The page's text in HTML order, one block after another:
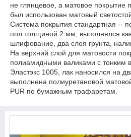
не глянцевое, а матовое покрытие
был использован матовый
Система покрытия стандартная --
пол толщиной 2 мм, выполнялся
шлифование, два слоя грунта,
На верхний слой для матовости
полиамидными валиками с тонким
Эластэкс 1005, лак наносился на
выполнена полиуретановой
PUR по бумажным трафаретам.